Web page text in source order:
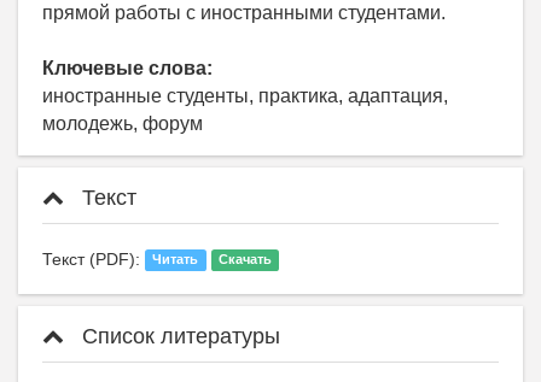
прямой работы с иностранными студентами.
Ключевые слова:
иностранные студенты, практика, адаптация,
молодежь, форум
Текст
Текст (PDF): Читать Скачать
Список литературы